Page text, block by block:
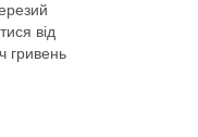
від
гривень